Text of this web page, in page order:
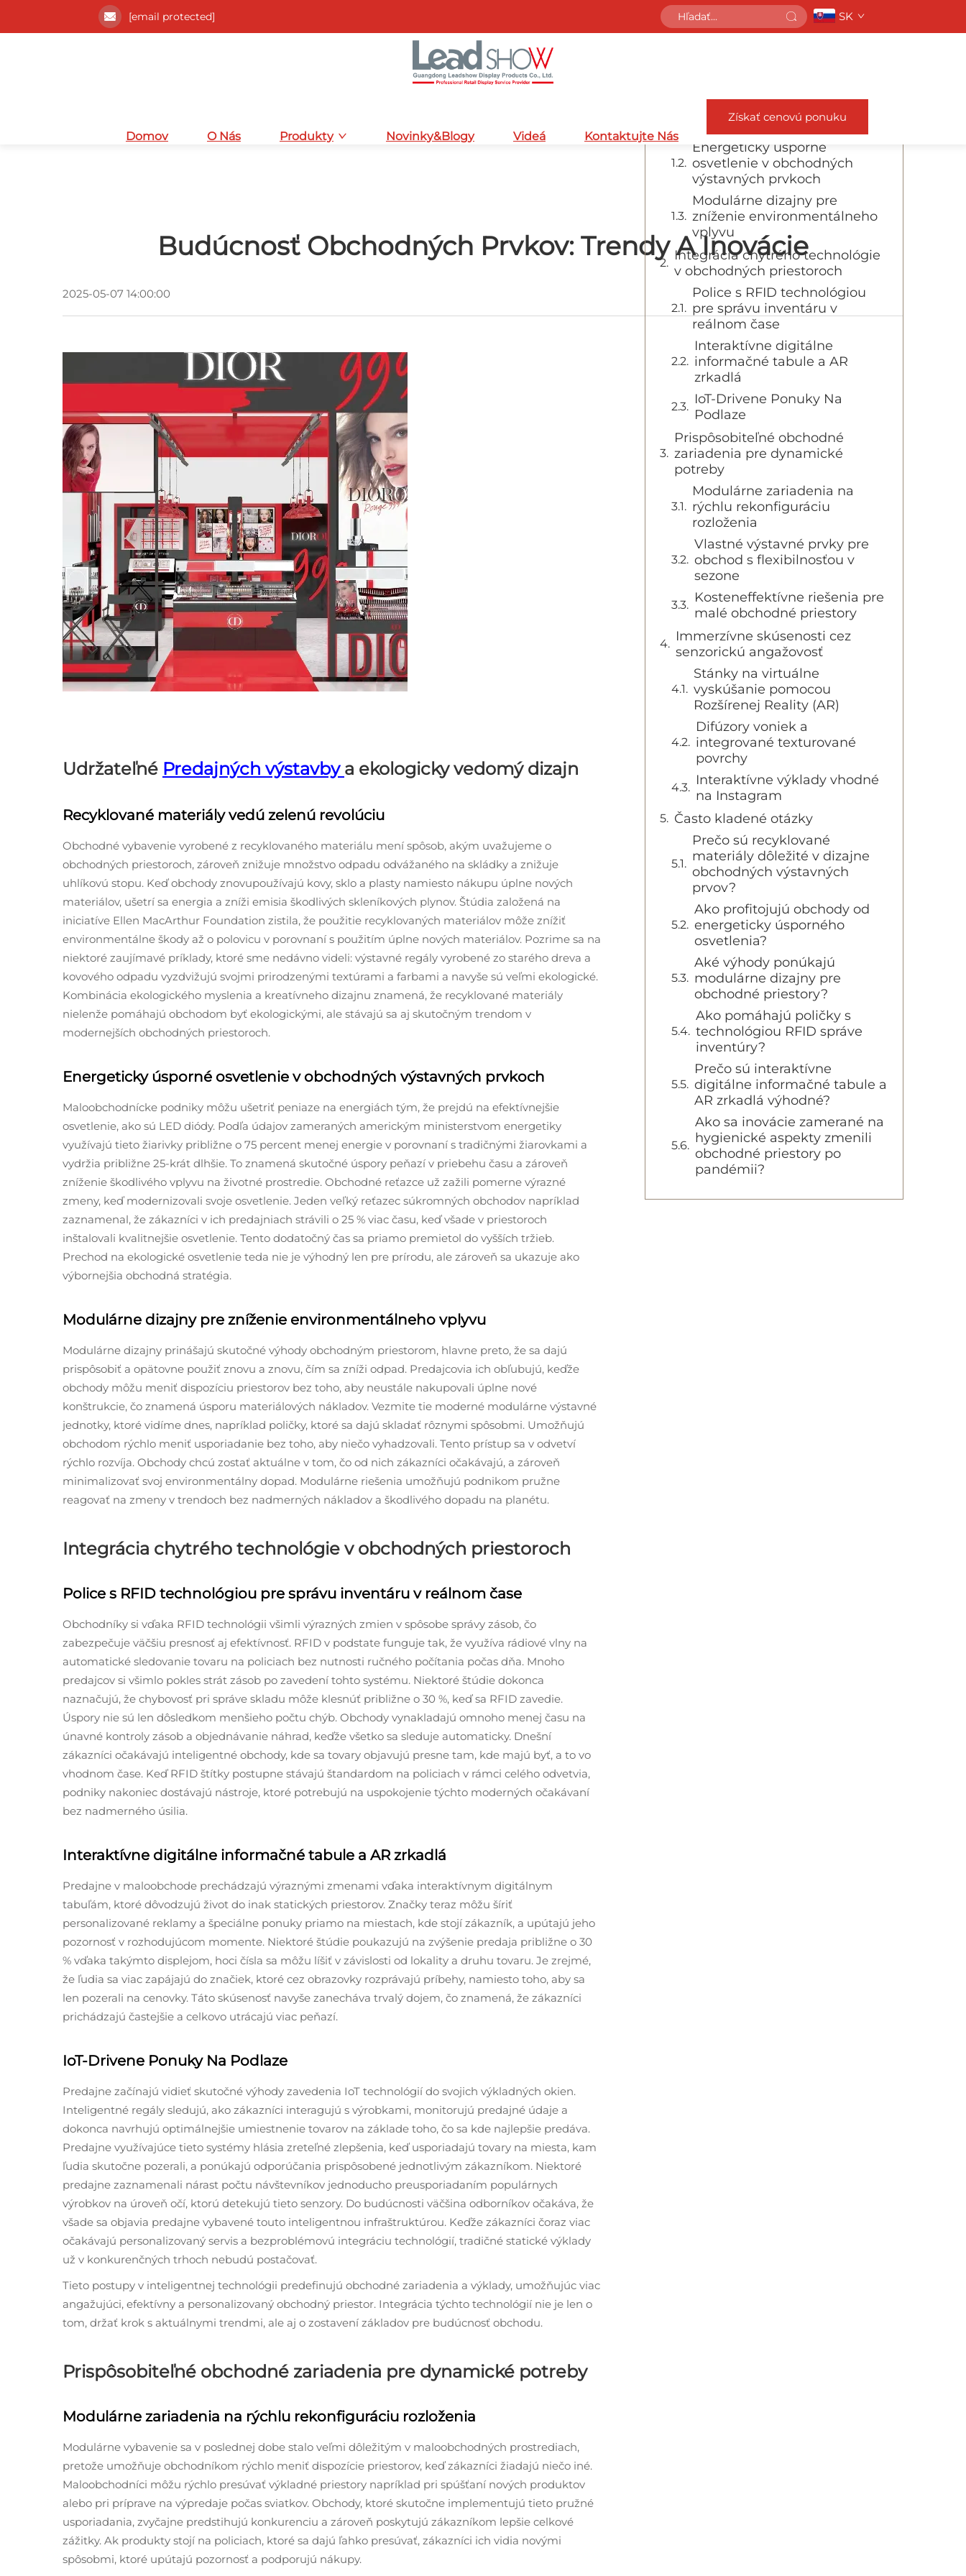
[email protected] SK
Domov O Nás Produkty Novinky&Blogy Videá Kontaktujte Nás
Získať cenovú ponuku
Budúcnosť Obchodných Prvkov: Trendy A Inovácie
2025-05-07 14:00:00
Udržateľné Predajných výstavby a ekologicky vedomý dizajn
Recyklované materiály vedú zelenú revolúciu
Obchodné vybavenie vyrobené z recyklovaného materiálu mení spôsob, akým uvažujeme o
obchodných priestoroch, zároveň znižuje množstvo odpadu odvážaného na skládky a znižuje
uhlíkovú stopu. Keď obchody znovupoužívajú kovy, sklo a plasty namiesto nákupu úplne nových
materiálov, ušetrí sa energia a zníži emisia škodlivých skleníkových plynov. Štúdia založená na
iniciatíve Ellen MacArthur Foundation zistila, že použitie recyklovaných materiálov môže znížiť
environmentálne škody až o polovicu v porovnaní s použitím úplne nových materiálov. Pozrime sa na
niektoré zaujímavé príklady, ktoré sme nedávno videli: výstavné regály vyrobené zo starého dreva a
kovového odpadu vyzdvižujú svojmi prirodzenými textúrami a farbami a navyše sú veľmi ekologické.
Kombinácia ekologického myslenia a kreatívneho dizajnu znamená, že recyklované materiály
nielenže pomáhajú obchodom byť ekologickými, ale stávajú sa aj skutočným trendom v
modernejších obchodných priestoroch.
Energeticky úsporné osvetlenie v obchodných výstavných prvkoch
Maloobchodnícke podniky môžu ušetriť peniaze na energiách tým, že prejdú na efektívnejšie
osvetlenie, ako sú LED diódy. Podľa údajov zameraných americkým ministerstvom energetiky
využívajú tieto žiarivky približne o 75 percent menej energie v porovnaní s tradičnými žiarovkami a
vydržia približne 25-krát dlhšie. To znamená skutočné úspory peňazí v priebehu času a zároveň
zníženie škodlivého vplyvu na životné prostredie. Obchodné reťazce už zažili pomerne výrazné
zmeny, keď modernizovali svoje osvetlenie. Jeden veľký reťazec súkromných obchodov napríklad
zaznamenal, že zákazníci v ich predajniach strávili o 25 % viac času, keď všade v priestoroch
inštalovali kvalitnejšie osvetlenie. Tento dodatočný čas sa priamo premietol do vyšších tržieb.
Prechod na ekologické osvetlenie teda nie je výhodný len pre prírodu, ale zároveň sa ukazuje ako
výbornejšia obchodná stratégia.
Modulárne dizajny pre zníženie environmentálneho vplyvu
Modulárne dizajny prinášajú skutočné výhody obchodným priestorom, hlavne preto, že sa dajú
prispôsobiť a opätovne použiť znovu a znovu, čím sa zníži odpad. Predajcovia ich obľubujú, keďže
obchody môžu meniť dispozíciu priestorov bez toho, aby neustále nakupovali úplne nové
konštrukcie, čo znamená úsporu materiálových nákladov. Vezmite tie moderné modulárne výstavné
jednotky, ktoré vidíme dnes, napríklad poličky, ktoré sa dajú skladať rôznymi spôsobmi. Umožňujú
obchodom rýchlo meniť usporiadanie bez toho, aby niečo vyhadzovali. Tento prístup sa v odvetví
rýchlo rozvíja. Obchody chcú zostať aktuálne v tom, čo od nich zákazníci očakávajú, a zároveň
minimalizovať svoj environmentálny dopad. Modulárne riešenia umožňujú podnikom pružne
reagovať na zmeny v trendoch bez nadmerných nákladov a škodlivého dopadu na planétu.
Integrácia chytrého technológie v obchodných priestoroch
Police s RFID technológiou pre správu inventáru v reálnom čase
Obchodníky si vďaka RFID technológii všimli výrazných zmien v spôsobe správy zásob, čo
zabezpečuje väčšiu presnosť aj efektívnosť. RFID v podstate funguje tak, že využíva rádiové vlny na
automatické sledovanie tovaru na policiach bez nutnosti ručného počítania počas dňa. Mnoho
predajcov si všimlo pokles strát zásob po zavedení tohto systému. Niektoré štúdie dokonca
naznačujú, že chybovosť pri správe skladu môže klesnúť približne o 30 %, keď sa RFID zavedie.
Úspory nie sú len dôsledkom menšieho počtu chýb. Obchody vynakladajú omnoho menej času na
únavné kontroly zásob a objednávanie náhrad, keďže všetko sa sleduje automaticky. Dnešní
zákazníci očakávajú inteligentné obchody, kde sa tovary objavujú presne tam, kde majú byť, a to vo
vhodnom čase. Keď RFID štítky postupne stávajú štandardom na policiach v rámci celého odvetvia,
podniky nakoniec dostávajú nástroje, ktoré potrebujú na uspokojenie týchto moderných očakávaní
bez nadmerného úsilia.
Interaktívne digitálne informačné tabule a AR zrkadlá
Predajne v maloobchode prechádzajú výraznými zmenami vďaka interaktívnym digitálnym
tabuľám, ktoré dôvodzujú život do inak statických priestorov. Značky teraz môžu šíriť
personalizované reklamy a špeciálne ponuky priamo na miestach, kde stojí zákazník, a upútajú jeho
pozornosť v rozhodujúcom momente. Niektoré štúdie poukazujú na zvýšenie predaja približne o 30
% vďaka takýmto displejom, hoci čísla sa môžu líšiť v závislosti od lokality a druhu tovaru. Je zrejmé,
že ľudia sa viac zapájajú do značiek, ktoré cez obrazovky rozprávajú príbehy, namiesto toho, aby sa
len pozerali na cenovky. Táto skúsenosť navyše zanecháva trvalý dojem, čo znamená, že zákazníci
prichádzajú častejšie a celkovo utrácajú viac peňazí.
IoT-Drivene Ponuky Na Podlaze
Predajne začínajú vidieť skutočné výhody zavedenia IoT technológií do svojich výkladných okien.
Inteligentné regály sledujú, ako zákazníci interagujú s výrobkami, monitorujú predajné údaje a
dokonca navrhujú optimálnejšie umiestnenie tovarov na základe toho, čo sa kde najlepšie predáva.
Predajne využívajúce tieto systémy hlásia zreteľné zlepšenia, keď usporiadajú tovary na miesta, kam
ľudia skutočne pozerali, a ponúkajú odporúčania prispôsobené jednotlivým zákazníkom. Niektoré
predajne zaznamenali nárast počtu návštevníkov jednoducho preusporiadaním populárnych
výrobkov na úroveň očí, ktorú detekujú tieto senzory. Do budúcnosti väčšina odborníkov očakáva, že
všade sa objavia predajne vybavené touto inteligentnou infraštruktúrou. Keďže zákazníci čoraz viac
očakávajú personalizovaný servis a bezproblémovú integráciu technológií, tradičné statické výklady
už v konkurenčných trhoch nebudú postačovať.
Tieto postupy v inteligentnej technológii predefinujú obchodné zariadenia a výklady, umožňujúc viac
angažujúci, efektívny a personalizovaný obchodný priestor. Integrácia týchto technológií nie je len o
tom, držať krok s aktuálnymi trendmi, ale aj o zostavení základov pre budúcnosť obchodu.
Prispôsobiteľné obchodné zariadenia pre dynamické potreby
Modulárne zariadenia na rýchlu rekonfiguráciu rozloženia
Modulárne vybavenie sa v poslednej dobe stalo veľmi dôležitým v maloobchodných prostrediach,
pretože umožňuje obchodníkom rýchlo meniť dispozície priestorov, keď zákazníci žiadajú niečo iné.
Maloobchodníci môžu rýchlo presúvať výkladné priestory napríklad pri spúšťaní nových produktov
alebo pri príprave na výpredaje počas sviatkov. Obchody, ktoré skutočne implementujú tieto pružné
usporiadania, zvyčajne predstihujú konkurenciu a zároveň poskytujú zákazníkom lepšie celkové
zážitky. Ak produkty stojí na policiach, ktoré sa dajú ľahko presúvať, zákazníci ich vidia novými
spôsobmi, ktoré upútajú pozornosť a podporujú nákupy.
Obsah
Recyklované materiály vedú
zelenú revolúciu
Energeticky úsporné
osvetlenie v obchodných
výstavných prvkoch
Modulárne dizajny pre
zníženie environmentálneho
vplyvu
Integrácia chytrého technológie
v obchodných priestoroch
Police s RFID technológiou
pre správu inventáru v
reálnom čase
Interaktívne digitálne
informačné tabule a AR
zrkadlá
IoT-Drivene Ponuky Na
Podlaze
Prispôsobiteľné obchodné
zariadenia pre dynamické
potreby
Modulárne zariadenia na
rýchlu rekonfiguráciu
rozloženia
Vlastné výstavné prvky pre
obchod s flexibilnosťou v
sezone
Kosteneffektívne riešenia pre
malé obchodné priestory
Immerzívne skúsenosti cez
senzorickú angažovosť
Stánky na virtuálne
vyskúšanie pomocou
Rozšírenej Reality (AR)
Difúzory voniek a
integrované texturované
povrchy
Interaktívne výklady vhodné
na Instagram
Často kladené otázky
Prečo sú recyklované
materiály dôležité v dizajne
obchodných výstavných
prvov?
Ako profitojujú obchody od
energeticky úsporného
osvetlenia?
Aké výhody ponúkajú
modulárne dizajny pre
obchodné priestory?
Ako pomáhajú poličky s
technológiou RFID správe
inventúry?
Prečo sú interaktívne
digitálne informačné tabule a
AR zrkadlá výhodné?
Ako sa inovácie zamerané na
hygienické aspekty zmenili
obchodné priestory po
pandémii?